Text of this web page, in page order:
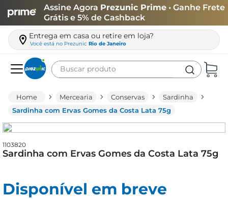
Assine Agora Prezunic Prime • Ganhe Frete
Grátis e 5% de Cashback
Entrega em casa ou retire em loja?
Você está no Prezunic Rio de Janeiro
Buscar produto
Mercearia Conservas
Sardinha
Sardinha com Ervas Gomes da Costa Lata 75g
1103820
Sardinha com Ervas Gomes da Costa Lata 75g
Disponível em breve
leite
queijo
azeite